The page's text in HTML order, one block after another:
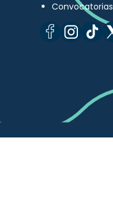
Convocatorias